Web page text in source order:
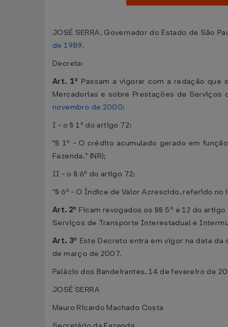
JOSÉ SERRA, Governador do Estado de São
de 1989,
Decreta:
Art. 1º Passam a vigorar com a redação
Mercadorias e sobre Prestações de
novembro de 2000:
I - o § 1º do artigo 72:
"§ 1º - O crédito acumulado gerado em
Fazenda." (NR);
II - o § 6º do artigo 72:
"§ 6º - O Índice de Valor Acrescido, referido no
Art. 2º Ficam revogados os §§ 5º e 12 do
Serviços de Transporte Interestadual e
Art. 3º Este Decreto entra em vigor na data
de março de 2007.
Palácio dos Bandeirantes, 14 de fevereiro de
JOSÉ SERRA
Mauro Ricardo Machado Costa